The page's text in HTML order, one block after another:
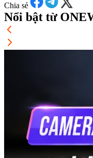
Chia sẻ
Nổi bật từ